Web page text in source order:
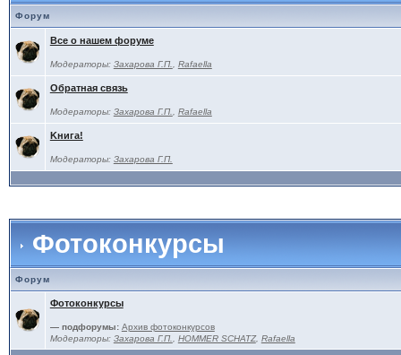
Форум
Все о нашем форуме
Модераторы: Захарова Г.П. Rafaella
Обратная связь
Модераторы: Захарова Г.П. Rafaella
Kнига!
Модераторы: Захарова Г.П.
Фотоконкурсы
Форум
Фотоконкурсы
— подфорумы: Архив фотоконкурсов
Модераторы: Захарова Г.П. HOMMER SCHATZ, Rafaella